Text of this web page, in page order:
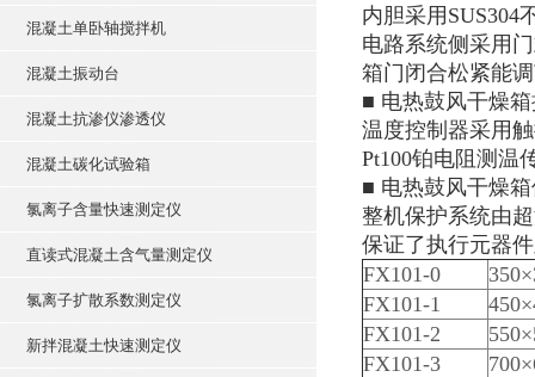
混凝土单卧轴搅拌机
混凝土振动台
混凝土抗渗仪渗透仪
混凝土碳化试验箱
氯离子含量快速测定仪
直读式混凝土含气量测定仪
氯离子扩散系数测定仪
新拌混凝土快速测定仪
内胆采用SUS304
电路系统侧采用
箱门闭合松紧能
■ 电热鼓风干燥
温度控制器采用
Pt100铂电阻测温
■ 电热鼓风干燥
整机保护系统由
保证了执行元器
FX101-0
FX101-1
FX101-2
FX101-3